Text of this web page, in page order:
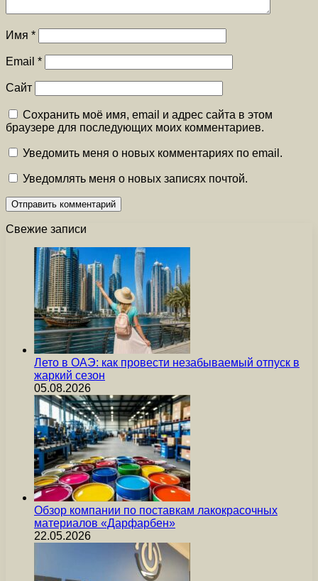
Имя *
Email *
Сайт
Сохранить моё имя, email и адрес сайта в этом
браузере для последующих моих комментариев.
Уведомить меня о новых комментариях по email.
Уведомлять меня о новых записях почтой.
Свежие записи
Лето в ОАЭ: как провести незабываемый отпуск в
жаркий сезон
05.08.2026
Обзор компании по поставкам лакокрасочных
материалов «Дарфарбен»
22.05.2026